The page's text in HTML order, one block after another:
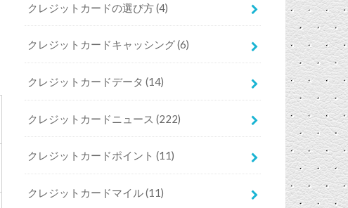
クレジットカードの選び方(4)
クレジットカードキャッシング(6)
クレジットカードデータ(14)
クレジットカードニュース(222)
クレジットカードポイント(11)
クレジットカードマイル(11)